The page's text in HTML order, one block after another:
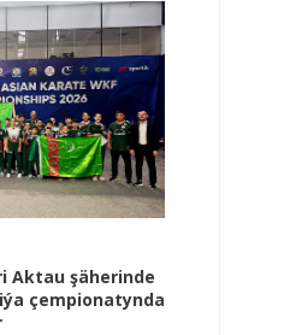
Aktau şäherinde
çempionatynda